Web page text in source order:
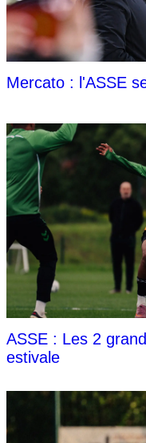
Mercato : l'ASSE
ASSE : Les 2
estivale